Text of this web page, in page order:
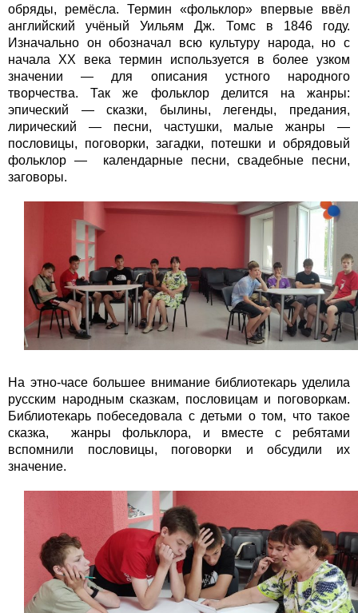
обряды, ремёсла. Термин «фольклор» впервые ввёл
английский учёный Уильям Дж. Томс в 1846 году.
Изначально он обозначал всю культуру народа, но с
начала XX века термин используется в более узком
значении — для описания устного народного
творчества. Так же фольклор делится на жанры:
эпический — сказки, былины, легенды, предания,
лирический — песни, частушки, малые жанры —
пословицы, поговорки, загадки, потешки и обрядовый
фольклор — календарные песни, свадебные песни,
заговоры.
На этно-часе большее внимание библиотекарь уделила
русским народным сказкам, пословицам и поговоркам.
Библиотекарь побеседовала с детьми о том, что такое
сказка, жанры фольклора, и вместе с ребятами
вспомнили пословицы, поговорки и обсудили их
значение.